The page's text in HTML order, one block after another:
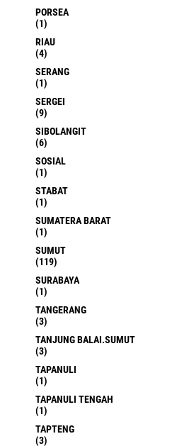
PORSEA
(1)
RIAU
(4)
SERANG
(1)
SERGEI
(9)
SIBOLANGIT
(6)
SOSIAL
(1)
STABAT
(1)
SUMATERA BARAT
(1)
SUMUT
(119)
SURABAYA
(1)
TANGERANG
(3)
TANJUNG BALAI.SUMUT
(3)
TAPANULI
(1)
TAPANULI TENGAH
(1)
TAPTENG
(3)